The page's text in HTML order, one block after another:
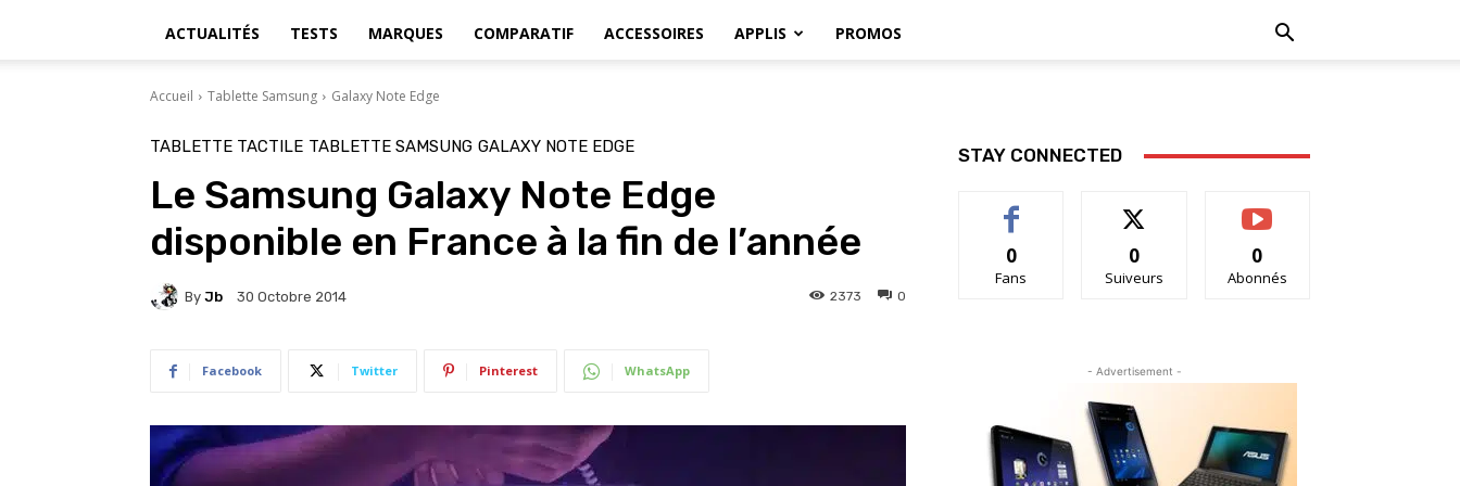
ACTUALITÉS TESTS MARQUES COMPARATIF ACCESSOIRES APPLIS PROMOS
Accueil Tablette Samsung Galaxy Note Edge
TABLETTE TACTILE TABLETTE SAMSUNG GALAXY NOTE EDGE
Le Samsung Galaxy Note Edge
disponible en France à la fin de l’année
By Jb 30 Octobre 2014 0
2373
Facebook Twitter Pinterest WhatsApp
STAY CONNECTED
0
Fans
0
Suiveurs
0
Abonnés
- Advertisement -